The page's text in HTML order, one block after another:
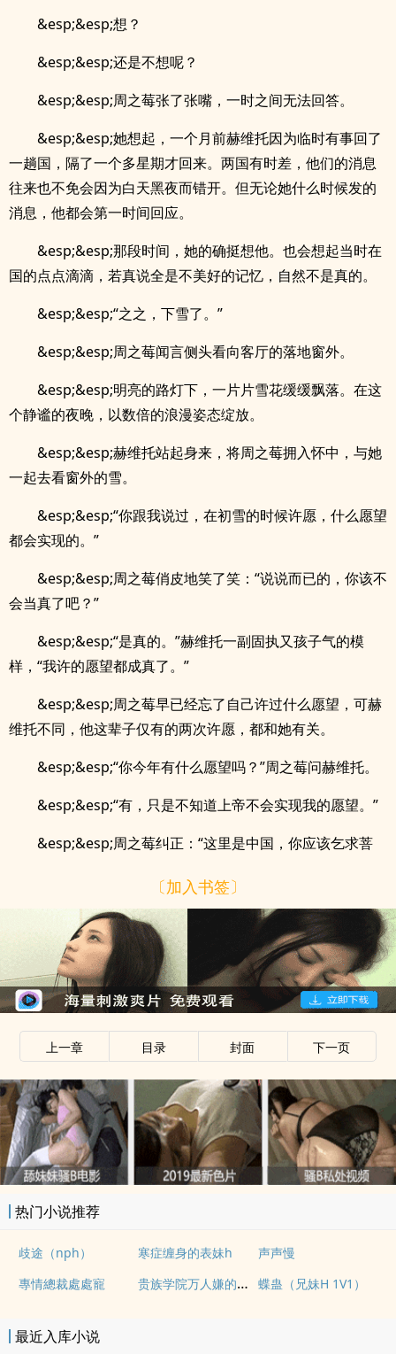
&esp;&esp;想？
&esp;&esp;还是不想呢？
&esp;&esp;周之莓张了张嘴，一时之间无法回答。
&esp;&esp;她想起，一个月前赫维托因为临时有事回了
一趟国，隔了一个多星期才回来。两国有时差，他们的消息
往来也不免会因为白天黑夜而错开。但无论她什么时候发的
消息，他都会第一时间回应。
&esp;&esp;那段时间，她的确挺想他。也会想起当时在
国的点点滴滴，若真说全是不美好的记忆，自然不是真的。
&esp;&esp;“之之，下雪了。”
&esp;&esp;周之莓闻言侧头看向客厅的落地窗外。
&esp;&esp;明亮的路灯下，一片片雪花缓缓飘落。在这
个静谧的夜晚，以数倍的浪漫姿态绽放。
&esp;&esp;赫维托站起身来，将周之莓拥入怀中，与她
一起去看窗外的雪。
&esp;&esp;“你跟我说过，在初雪的时候许愿，什么愿望
都会实现的。”
&esp;&esp;周之莓俏皮地笑了笑：“说说而已的，你该不
会当真了吧？”
&esp;&esp;“是真的。”赫维托一副固执又孩子气的模
样，“我许的愿望都成真了。”
&esp;&esp;周之莓早已经忘了自己许过什么愿望，可赫
维托不同，他这辈子仅有的两次许愿，都和她有关。
&esp;&esp;“你今年有什么愿望吗？”周之莓问赫维托。
&esp;&esp;“有，只是不知道上帝不会实现我的愿望。”
&esp;&esp;周之莓纠正：“这里是中国，你应该乞求菩
〔加入书签〕
上一章 目录 封面 下一页
热门小说推荐
歧途（nph） 寒症缠身的表妹h
声声慢
專情總裁處處寵
贵族学院万人嫌的训狗日常【NP】 蝶蛊（兄妹H 1V1）
最近入库小说